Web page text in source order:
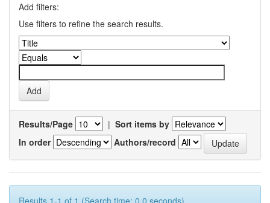
Add filters:
Use filters to refine the search results.
Results/Page | Sort items by
In order
Authors/record
Results 1-1 of 1 (Search time: 0.0 seconds).